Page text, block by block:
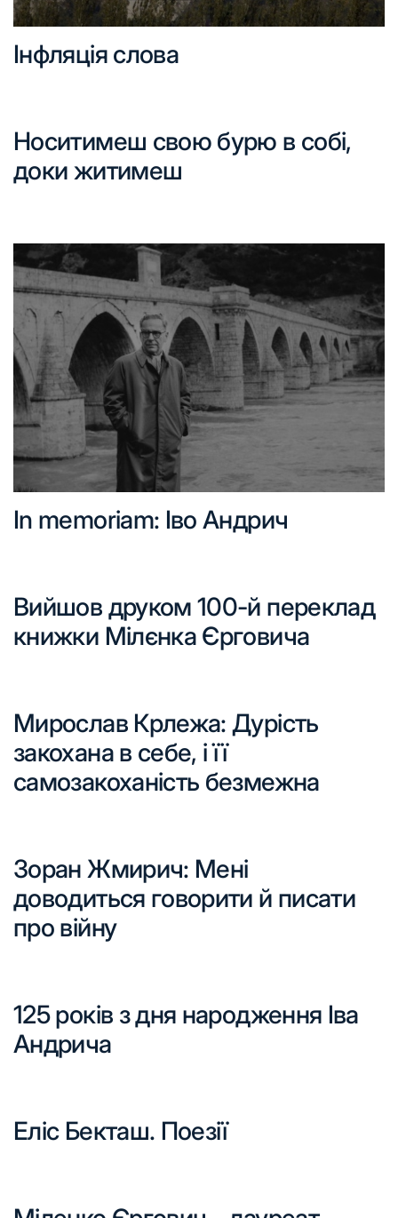
Інфляція слова
Носитимеш свою бурю в собі,
доки житимеш
In memoriam: Іво Андрич
Вийшов друком 100-й переклад
книжки Мілєнка Єрговича
Мирослав Крлежа: Дурість
закохана в себе, і її
самозакоханість безмежна
Зоран Жмирич: Мені
доводиться говорити й писати
про війну
125 років з дня народження Іва
Андрича
Еліс Бекташ. Поезії